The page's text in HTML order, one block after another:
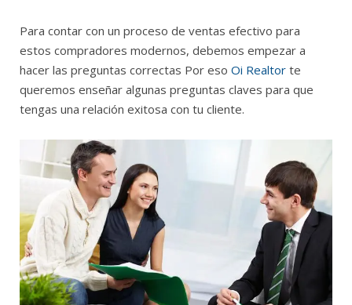
Para contar con un proceso de ventas efectivo para
estos compradores modernos, debemos empezar a
hacer las preguntas correctas Por eso Oi Realtor te
queremos enseñar algunas preguntas claves para que
tengas una relación exitosa con tu cliente.